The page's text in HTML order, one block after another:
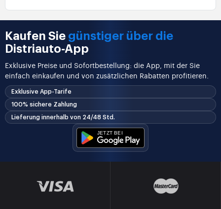
Kaufen Sie günstiger über die
Distriauto-App
Exklusive Preise und Sofortbestellung: die App, mit der Sie
einfach einkaufen und von zusätzlichen Rabatten profitieren.
Exklusive App-Tarife
100% sichere Zahlung
Lieferung innerhalb von 24/48 Std.